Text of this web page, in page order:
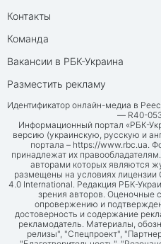
Контакты
Команда
Вакансии в РБК-Украина
Разместить рекламу
Идентификатор онлайн-медиа в
— R40-
Информационный портал «РБК-
версию (украинскую, русскую и
портала – https://www.rbc.ua.
принадлежат их
авторами которых являются
размещены на условиях лицензии
4.0 International. Редакция РБК-
зрения авторов. Оценочные
опровержению и
достоверность и содержание
рекламодатель. Материалы,
релизы", "Спецпроект",